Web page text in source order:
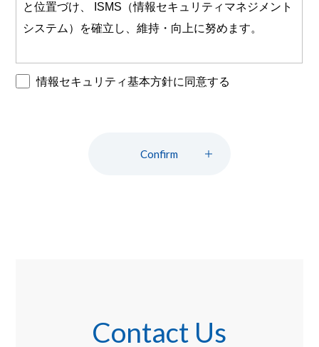
と位置づけ、 ISMS（情報セキュリティマネジメント
システム）を確立し、維持・向上に努めます。
お客様からお預かりしている情報資産、及び当社が
目的として、情報セキュリティ活動を行います。
係る法令・規制要求事項、およびお客様との契約上
情報セキュリティ基本方針に同意する
Confirm
Contact Us